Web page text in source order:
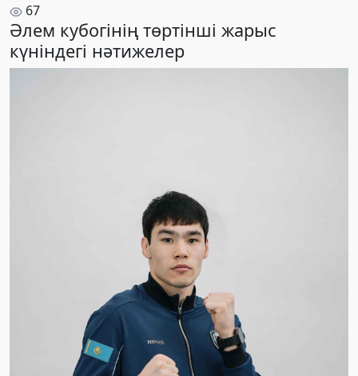
67
Әлем кубогінің төртінші жарыс
күніндегі нәтижелер